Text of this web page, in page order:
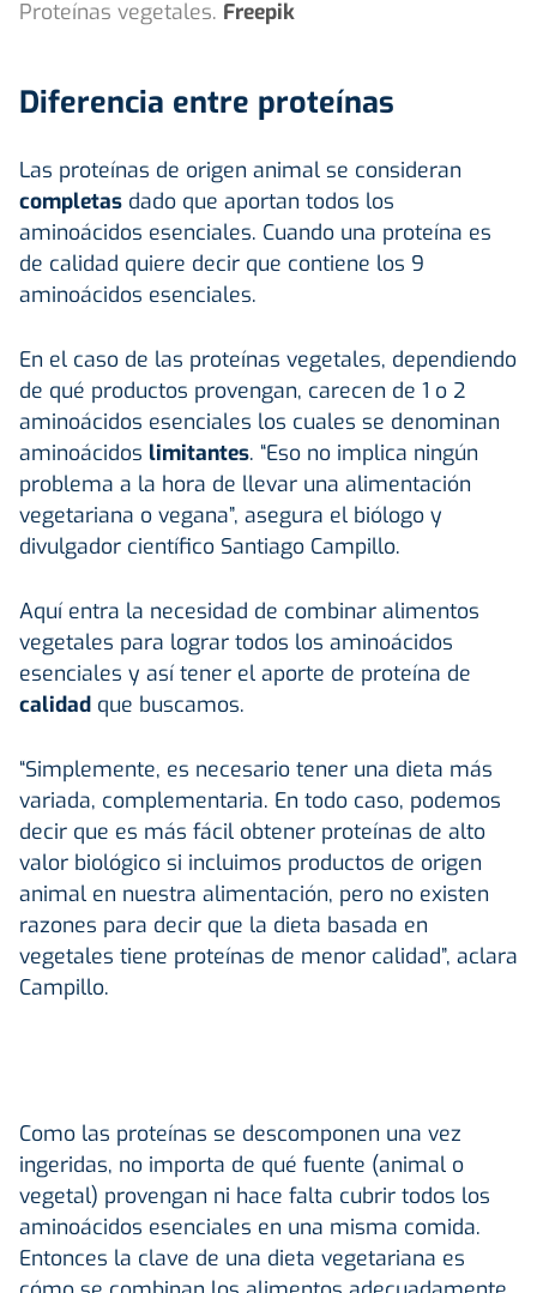
Proteínas vegetales. Freepik
Diferencia entre proteínas
Las proteínas de origen animal se consideran
completas dado que aportan todos los
aminoácidos esenciales. Cuando una proteína es
de calidad quiere decir que contiene los 9
aminoácidos esenciales.
En el caso de las proteínas vegetales, dependiendo
de qué productos provengan, carecen de 1 o 2
aminoácidos esenciales los cuales se denominan
aminoácidos limitantes. “Eso no implica ningún
problema a la hora de llevar una alimentación
vegetariana o vegana”, asegura el biólogo y
divulgador científico Santiago Campillo.
Aquí entra la necesidad de combinar alimentos
vegetales para lograr todos los aminoácidos
esenciales y así tener el aporte de proteína de
calidad que buscamos.
“Simplemente, es necesario tener una dieta más
variada, complementaria. En todo caso, podemos
decir que es más fácil obtener proteínas de alto
valor biológico si incluimos productos de origen
animal en nuestra alimentación, pero no existen
razones para decir que la dieta basada en
vegetales tiene proteínas de menor calidad”, aclara
Campillo.
Como las proteínas se descomponen una vez
ingeridas, no importa de qué fuente (animal o
vegetal) provengan ni hace falta cubrir todos los
aminoácidos esenciales en una misma comida.
Entonces la clave de una dieta vegetariana es